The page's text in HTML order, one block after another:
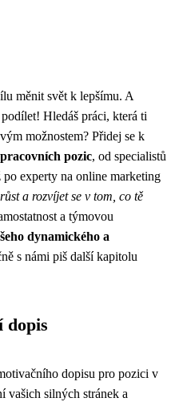
měnit svět k lepšímu. A
Hledáš práci, která ti
možnostem? Přidej se k
pozic, od specialistů
experty na online marketing
a rozvíjet se v tom, co tě
a týmovou
dynamického a
s námi piš další kapitolu
dopis
dopisu pro pozici v
vašich silných stránek a